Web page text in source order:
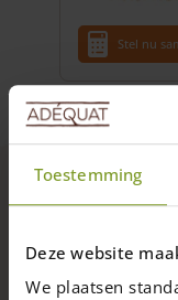
Toestemming
Deze website
We plaatsen
Stel nu
Gedetailleerde
Gaat 15+